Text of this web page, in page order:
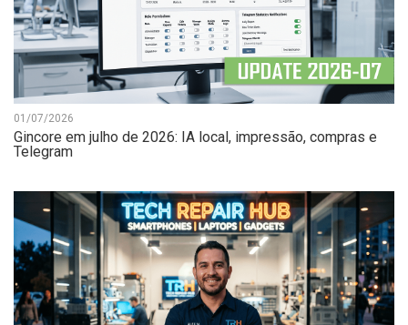
01/07/2026
Gincore em julho de 2026: IA local, impressão, compras e
Telegram